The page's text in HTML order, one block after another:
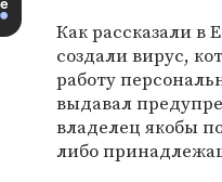
Как рассказали в
создали вирус,
работу
выдавал
владелец якобы
либо